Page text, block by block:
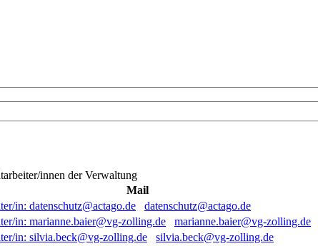
innen der Verwaltung
Mail
datenschutz@actago.de
marianne.baier@vg-zolling.de
silvia.beck@vg-zolling.de